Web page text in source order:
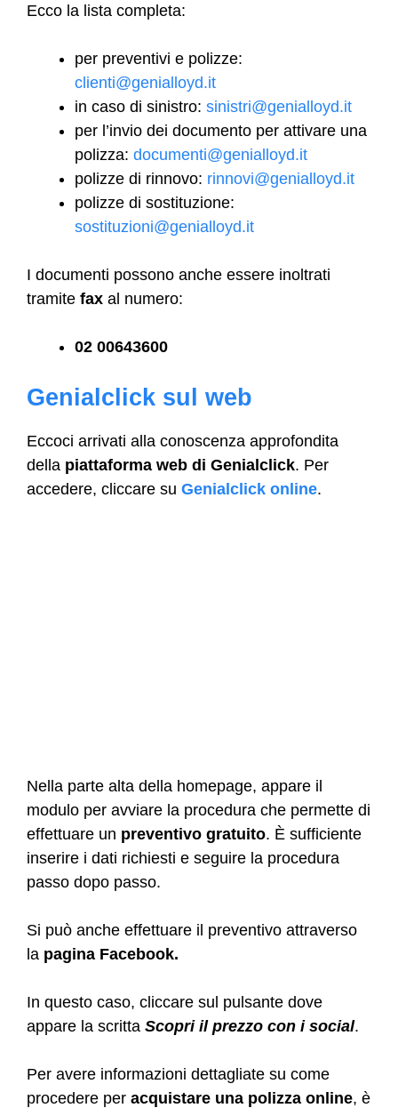
Ecco la lista completa:
per preventivi e polizze:
clienti@genialloyd.it
in caso di sinistro: sinistri@genialloyd.it
per l’invio dei documento per attivare una
polizza: documenti@genialloyd.it
polizze di rinnovo: rinnovi@genialloyd.it
polizze di sostituzione:
sostituzioni@genialloyd.it
I documenti possono anche essere inoltrati
tramite fax al numero:
02 00643600
Genialclick sul web
Eccoci arrivati alla conoscenza approfondita
della piattaforma web di Genialclick. Per
accedere, cliccare su Genialclick online.
Nella parte alta della homepage, appare il
modulo per avviare la procedura che permette di
effettuare un preventivo gratuito. È sufficiente
inserire i dati richiesti e seguire la procedura
passo dopo passo.
Si può anche effettuare il preventivo attraverso
la pagina Facebook.
In questo caso, cliccare sul pulsante dove
appare la scritta Scopri il prezzo con i social.
Per avere informazioni dettagliate su come
procedere per acquistare una polizza online, è